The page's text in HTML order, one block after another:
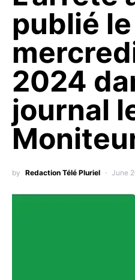
publié le
2024
journal
by Redaction Télé Pluriel June